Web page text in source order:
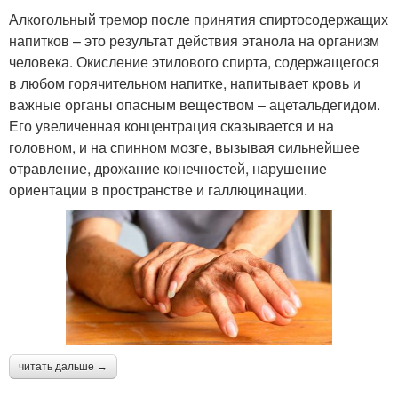
Алкогольный тремор после принятия спиртосодержащих
напитков – это результат действия этанола на организм
человека. Окисление этилового спирта, содержащегося
в любом горячительном напитке, напитывает кровь и
важные органы опасным веществом – ацетальдегидом.
Его увеличенная концентрация сказывается и на
головном, и на спинном мозге, вызывая сильнейшее
отравление, дрожание конечностей, нарушение
ориентации в пространстве и галлюцинации.
читать дальше →